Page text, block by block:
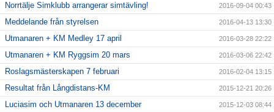
Norrtälje Simklubb arrangerar simtävling! 2016-09-04 00:43
Meddelande från styrelsen 2016-04-13 13:30
Utmanaren + KM Medley 17 april 2016-03-28 22:22
Utmanaren + KM Ryggsim 20 mars 2016-03-06 22:42
Roslagsmästerskapen 7 februari 2016-02-04 13:15
Resultat från Långdistans-KM 2015-12-21 20:26
Luciasim och Utmanaren 13 december 2015-12-03 08:44